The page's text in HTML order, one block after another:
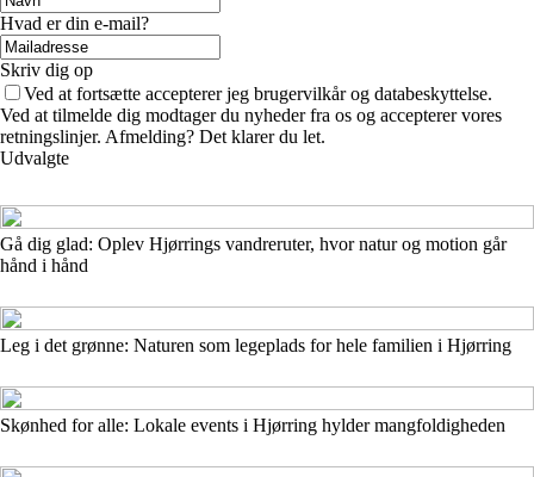
Hvad er din e-mail?
Skriv dig op
Ved at fortsætte accepterer jeg brugervilkår og databeskyttelse.
Ved at tilmelde dig modtager du nyheder fra os og accepterer vores
retningslinjer. Afmelding? Det klarer du let.
Udvalgte
Gå dig glad: Oplev Hjørrings vandreruter, hvor natur og motion går
hånd i hånd
Leg i det grønne: Naturen som legeplads for hele familien i Hjørring
Skønhed for alle: Lokale events i Hjørring hylder mangfoldigheden